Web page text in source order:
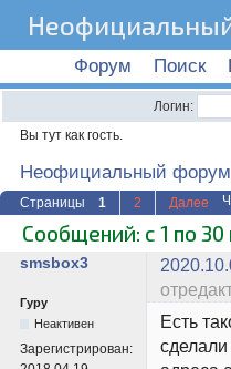
Форум Поиск
Логин:
Вы тут как гость.
Неофициальный форум
Страницы 1 2 Далее
Сообщений: с 1 по 30
smsbox3
Гуру
Неактивен
Зарегистрирован:
Есть